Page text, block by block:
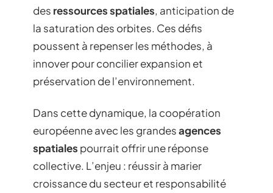
des ressources spatiales, anticipation de
la saturation des orbites. Ces défis
poussent à repenser les méthodes, à
innover pour concilier expansion et
préservation de l’environnement.
Dans cette dynamique, la coopération
européenne avec les grandesagences
spatiales pourrait offrir une réponse
collective. L’enjeu : réussir à marier
croissance du secteur et responsabilité